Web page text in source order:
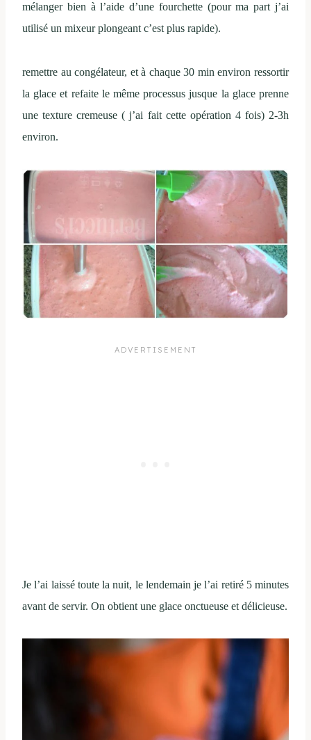
mélanger bien à l’aide d’une fourchette (pour ma part j’ai
utilisé un mixeur plongeant c’est plus rapide).
remettre au congélateur, et à chaque 30 min environ ressortir
la glace et refaite le même processus jusque la glace prenne
une texture cremeuse ( j’ai fait cette opération 4 fois) 2-3h
environ.
Je l’ai laissé toute la nuit, le lendemain je l’ai retiré 5 minutes
avant de servir. On obtient une glace onctueuse et délicieuse.